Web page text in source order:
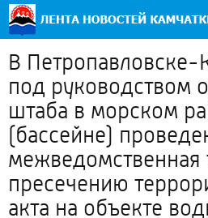
В Петропавловске-
под руководством
штаба в морском
(бассейне)
межведомственная
пресечению
акта на объекте